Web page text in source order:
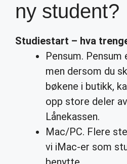
ny student?
Studiestart – hva
Pensum.
men dersom du
bøkene i butikk,
opp store deler
Lånekassen.
Mac/PC. Flere
vi iMac-er som